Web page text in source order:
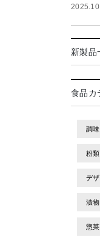
新製品
食品カ
調
粉類
デ
漬
惣菜